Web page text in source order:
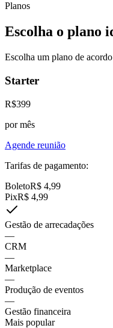
Planos
Escolha o plano
Escolha um plano de
Starter
R$399
por mês
Agende reunião
Tarifas de pagamento:
BoletoR$ 4,99
PixR$ 4,99
Gestão de arrecadações
—
CRM
—
Marketplace
—
Produção de eventos
—
Gestão financeira
Mais popular